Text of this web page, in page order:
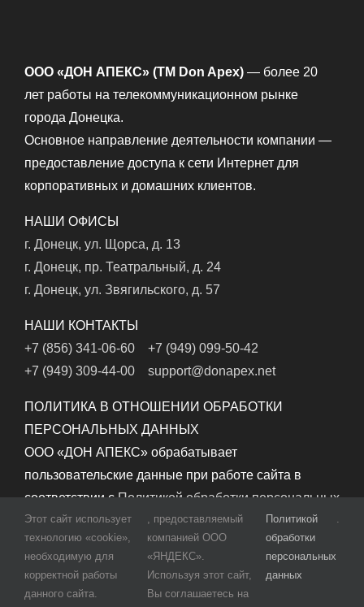
ООО «ДОН АПЕКС» (TM Don Apex) — более 20
лет работы на телекоммуникационном рынке
города Донецка.
Основное направление деятельности компании —
предоставление доступа к сети Интернет для
корпоративных и домашних клиентов.
НАШИ ОФИСЫ
г. Донецк, ул. Щорса, д. 13
г. Донецк, пр. Театральный, д. 24
г. Донецк, ул. Звягильского, д. 57
НАШИ КОНТАКТЫ
+7 (856) 341-06-60
+7 (949) 099-50-42
+7 (949) 309-44-00
support@donapex.net
ПОЛИТИКА В ОТНОШЕНИИ ОБРАБОТКИ
ПЕРСОНАЛЬНЫХ ДАННЫХ
ООО «ДОН АПЕКС» обрабатывает
пользовательские данные при работе сайта в
соответствии с Политикой обработки персональных
данных.
Этот сайт использует
технологию «cookie»,
необходимую для
корректной работы
данного сайта.
, предоставляемый
компанией ООО
«ЯНДЕКС».
Используя этот сайт,
Вы соглашаетесь на
Политикой
обработки
персональных
данных